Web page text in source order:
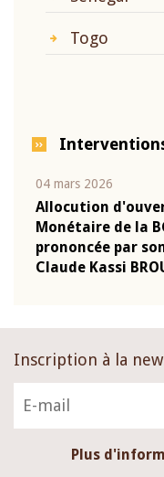
Togo
04 mars 2026
Allocution
Monétaire de la
prononcée par
Claude Kassi
Inscription à la
Plus